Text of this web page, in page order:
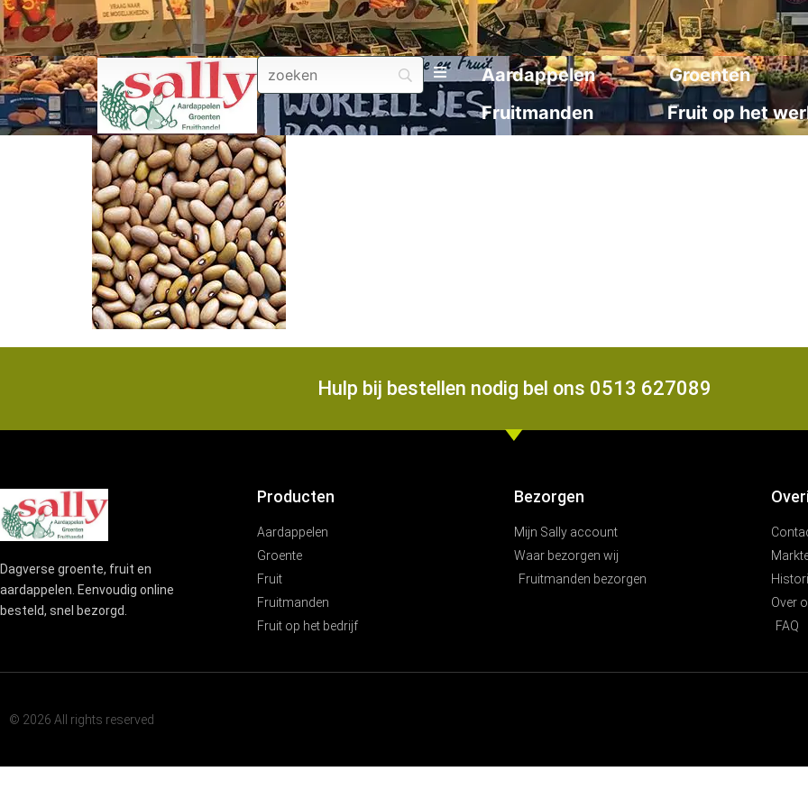
Aardappelen Groenten
Fruitmanden
Fruit op het
Hulp bij bestellen nodig bel ons 0513 627089
Dagverse groente, fruit en
aardappelen. Eenvoudig online
besteld, snel bezorgd.
Producten
Aardappelen
Groente
Fruit
Fruitmanden
Fruit op het bedrijf
Bezorgen
Mijn Sally account
Waar bezorgen wij
Fruitmanden bezorgen
Over
FAQ
© 2026 All rights reserved